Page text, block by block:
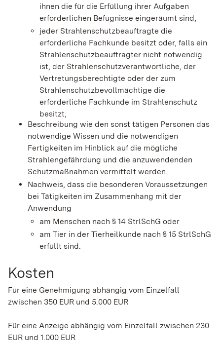
ihnen die für die Erfüllung ihrer Aufgaben
erforderlichen Befugnisse eingeräumt sind,
jeder Strahlenschutzbeauftragte die
erforderliche Fachkunde besitzt oder, falls ein
Strahlenschutzbeauftragter nicht notwendig
ist, der Strahlenschutzverantwortliche, der
Vertretungsberechtigte oder der zum
Strahlenschutzbevollmächtige die
erforderliche Fachkunde im Strahlenschutz
besitzt,
Beschreibung wie den sonst tätigen Personen das
notwendige Wissen und die notwendigen
Fertigkeiten im Hinblick auf die mögliche
Strahlengefährdung und die anzuwendenden
Schutzmaßnahmen vermittelt werden.
Nachweis, dass die besonderen Voraussetzungen
bei Tätigkeiten im Zusammenhang mit der
Anwendung
am Menschen nach § 14 StrlSchG oder
am Tier in der Tierheilkunde nach § 15 StrlSchG
erfüllt sind.
Kosten
Für eine Genehmigung abhängig vom Einzelfall
zwischen 350 EUR und 5.000 EUR
Für eine Anzeige abhängig vom Einzelfall zwischen 230
EUR und 1.000 EUR